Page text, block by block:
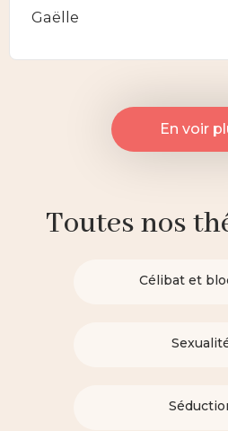
Gaëlle
En voir
Toutes nos
Célibat et